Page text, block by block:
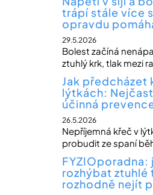
trápí stále více
opravdu
29.5.2026
Bolest začíná
ztuhlý krk, tlak mezi
Jak předcházet
lýtkách:
účinná
26.5.2026
Nepříjemná křeč v
probudit ze spaní
FYZIOporadna:
rozhýbat ztuhlé
rozhodně nejít